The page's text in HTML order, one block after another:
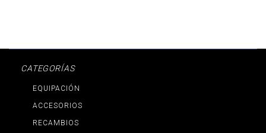
CATEGORÍAS
EQUIPACIÓN
ACCESORIOS
RECAMBIOS